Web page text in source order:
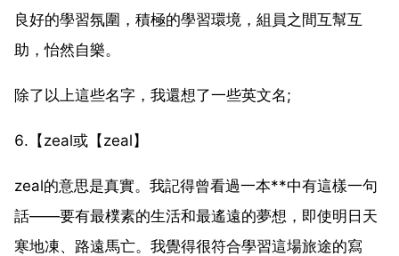
良好的學習氛圍，積極的學習環境，組員之間互幫互
助，怡然自樂。
除了以上這些名字，我還想了一些英文名;
6.【zeal或【zeal】
zeal的意思是真實。我記得曾看過一本**中有這樣一句
話——要有最樸素的生活和最遙遠的夢想，即使明日天
寒地凍、路遠馬亡。我覺得很符合學習這場旅途的寫